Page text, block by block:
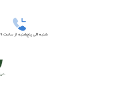
شنبه الی پنج‌شنبه از ساعت 9 صبح